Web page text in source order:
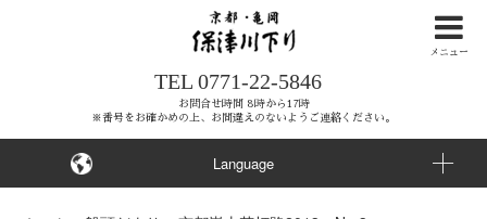
ナ
ビ
ゲ
ー
ョ
ン
を
メニュー
Language
TEL 0771-22-5846
お問合せ時間 8時から17時
※番号をお確かめの上、お間違えのないようご連絡ください。